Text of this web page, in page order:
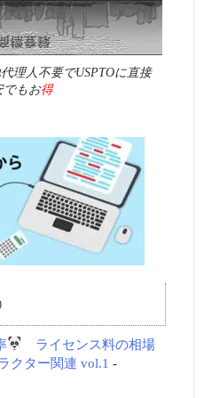
理人不要でUSPTOに直接
もお得
ライセンス料の相場
クター関連 vol.1 -